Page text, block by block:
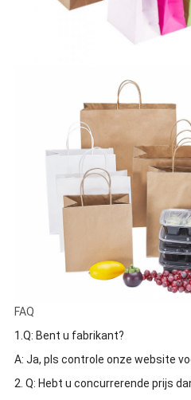
FAQ
1.Q: Bent u fabrikant?
A: Ja, pls controle onze website
2. Q: Hebt u concurrerende prijs